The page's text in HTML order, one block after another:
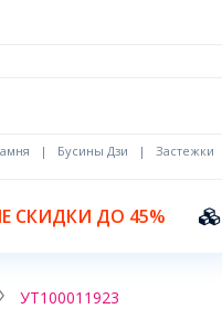
| Бусины Дзи | Застежки
СКИДКИ ДО 45%
УТ100011923